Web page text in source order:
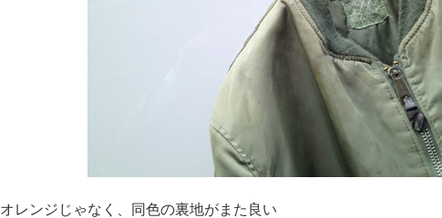
オレンジじゃなく、同色の裏地がまた良い